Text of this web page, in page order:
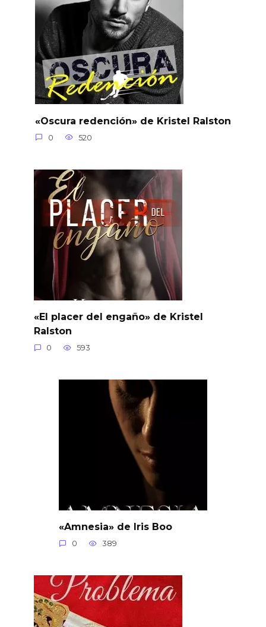
«Oscura redención» de Kristel Ralston
0 520
«El placer del engaño» de Kristel
Ralston
0 593
«Amnesia» de Iris Boo
0 389